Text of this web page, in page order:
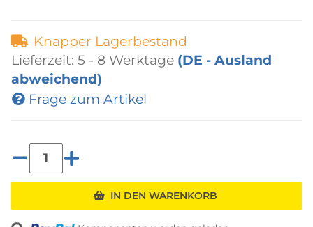
Knapper Lagerbestand
Lieferzeit: 5 - 8 Werktage (DE - Ausland
abweichend)
Frage zum Artikel
IN DEN WARENKORB
Loading...